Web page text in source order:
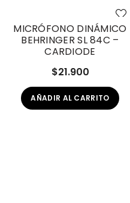
MICRÓFONO DINÁMICO
BEHRINGER SL 84C –
CARDIODE
$21.900
AÑADIR AL CARRITO